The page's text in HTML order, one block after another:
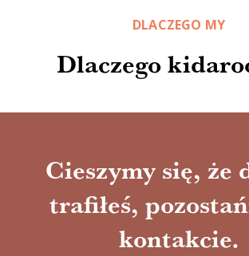
Dlaczego
DLACZEGO MY
Cieszymy się, że
trafiłeś,
kontakcie.